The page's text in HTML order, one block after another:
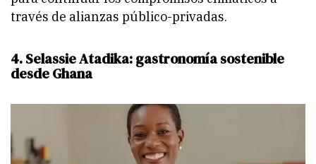
través de alianzas público-privadas.
4. Selassie Atadika: gastronomía sostenible
desde Ghana